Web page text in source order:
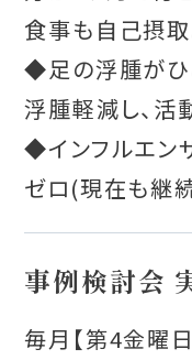
食事も自己摂取
◆足の浮腫がひ
浮腫軽減し、活
◆インフルエン
ゼロ(現在も継
事例検討会
毎月【第4金曜